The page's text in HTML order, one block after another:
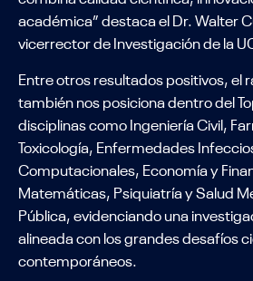
académica” destaca el Dr. Walter
vicerrector de Investigación de la
Entre otros resultados positivos, el
también nos posiciona dentro del
disciplinas como Ingeniería Civil,
Toxicología, Enfermedades
Computacionales, Economía y
Matemáticas, Psiquiatría y Salud
Pública, evidenciando una
alineada con los grandes desafíos
contemporáneos.